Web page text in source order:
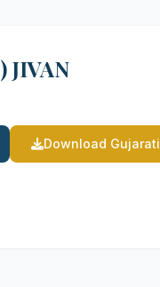
JIVAN
Download Gujarati